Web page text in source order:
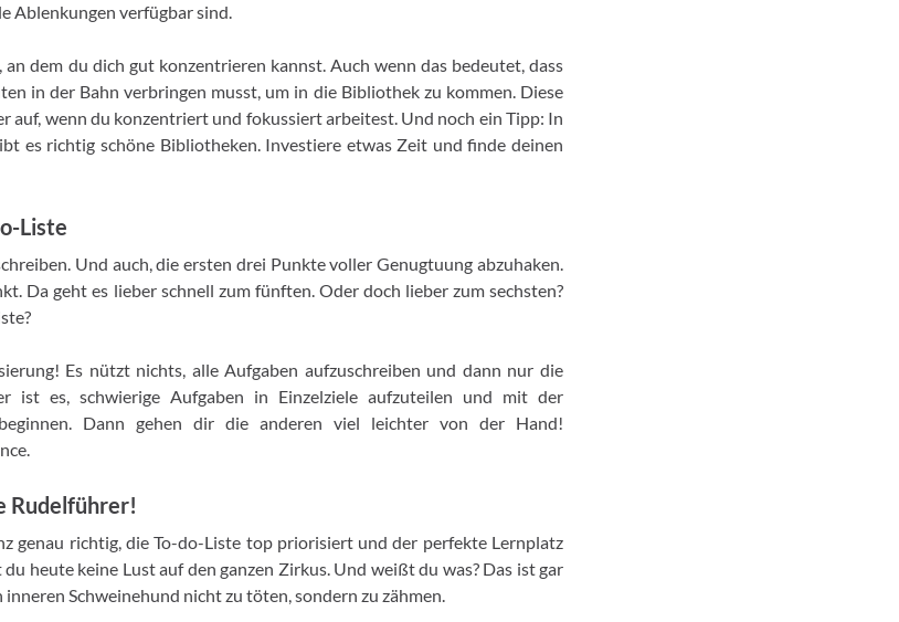
Ablenkungen verfügbar sind.
an dem du dich gut konzentrieren kannst. Auch wenn das bedeutet, dass
in der Bahn verbringen musst, um in die Bibliothek zu kommen. Diese
auf, wenn du konzentriert und fokussiert arbeitest. Und noch ein Tipp: In
es richtig schöne Bibliotheken. Investiere etwas Zeit und finde deinen
Liste
Und auch, die ersten drei Punkte voller Genugtuung abzuhaken.
Da geht es lieber schnell zum fünften. Oder doch lieber zum sechsten?
Es nützt nichts, alle Aufgaben aufzuschreiben und dann nur die
ist es, schwierige Aufgaben in Einzelziele aufzuteilen und mit der
Dann gehen dir die anderen viel leichter von der Hand!
Rudelführer!
genau richtig, die To-do-Liste top priorisiert und der perfekte Lernplatz
heute keine Lust auf den ganzen Zirkus. Und weißt du was? Das ist gar
Schweinehund nicht zu töten, sondern zu zähmen.